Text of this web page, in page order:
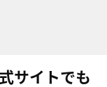
サイトでも